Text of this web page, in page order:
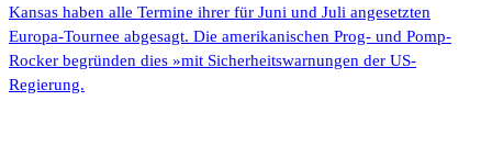
Kansas haben alle Termine ihrer für Juni und Juli angesetzten
Europa-Tournee abgesagt. Die amerikanischen Prog- und Pomp-
Rocker begründen dies »mit Sicherheitswarnungen der US-
Regierung.